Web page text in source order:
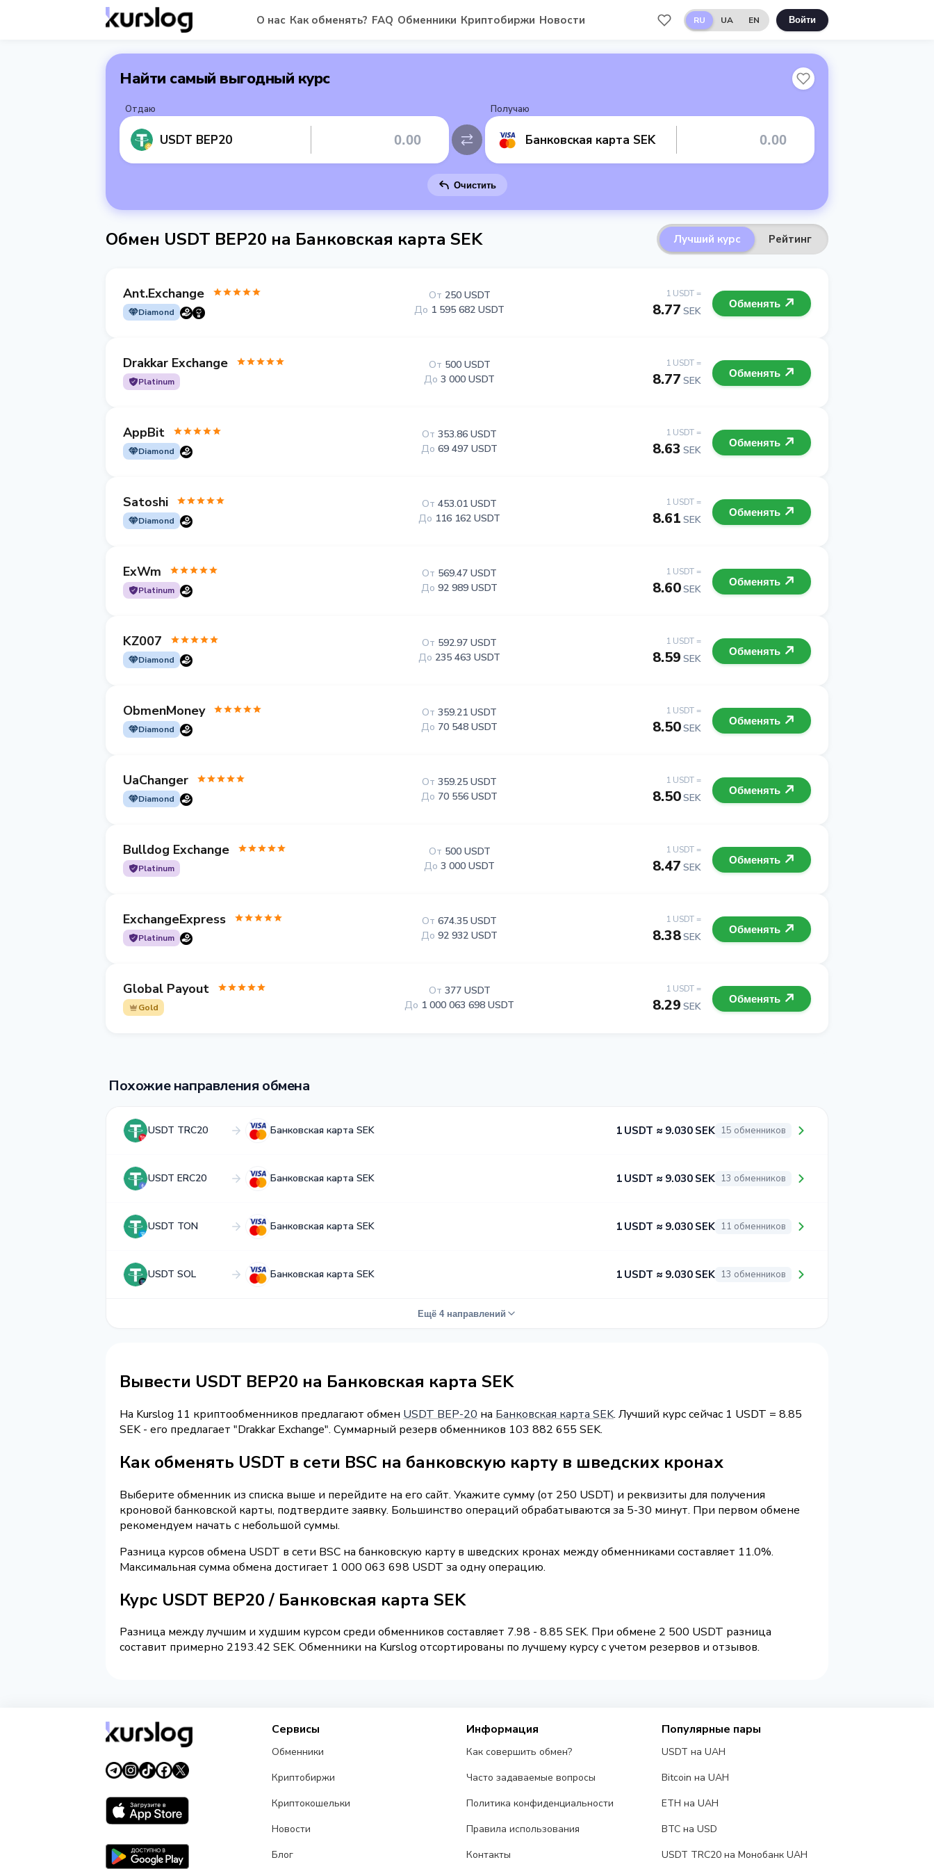
О нас Как обменять? FAQ Обменники Криптобиржи Новости RU UA EN Войти
Найти самый выгодный курс
Отдаю
USDT BEP20
Получаю
Банковская карта SEK
Очистить
Обмен USDT BEP20 на Банковская карта SEK Лучший курс Рейтинг
Ant.Exchange
Diamond
1 USDT =
8.77 SEK
От 250 USDT
До 1 595 682 USDT Обменять
Drakkar Exchange
Platinum
1 USDT =
8.77 SEK
От 500 USDT
До 3 000 USDT Обменять
AppBit
Diamond
1 USDT =
8.63 SEK
От 353.86 USDT
До 69 497 USDT Обменять
Satoshi
Diamond
1 USDT =
8.61 SEK
От 453.01 USDT
До 116 162 USDT Обменять
ExWm
Platinum
1 USDT =
8.60SEK
От 569.47 USDT
До 92 989 USDT Обменять
KZ007
Diamond
1 USDT =
8.59 SEK
От 592.97 USDT
До 235 463 USDT Обменять
ObmenMoney
Diamond
1 USDT =
8.50SEK
От 359.21 USDT
До 70 548 USDT Обменять
UaChanger
Diamond
1 USDT =
8.50SEK
От 359.25 USDT
До 70 556 USDT Обменять
Bulldog Exchange
Platinum
1 USDT =
8.47 SEK
От 500 USDT
До 3 000 USDT Обменять
ExchangeExpress
Platinum
1 USDT =
8.38SEK
От 674.35 USDT
До 92 932 USDT Обменять
Global Payout
Gold
1 USDT =
8.29 SEK
От 377 USDT
До 1 000 063 698 USDT Обменять
Похожие направления обмена
USDT TRC20 Банковская карта SEK 1 USDT ≈ 9.030 SEK 15 обменников
USDT ERC20 Банковская карта SEK 1 USDT ≈ 9.030 SEK 13 обменников
USDT TON Банковская карта SEK 1 USDT ≈ 9.030 SEK 11 обменников
USDT SOL Банковская карта SEK 1 USDT ≈ 9.030 SEK 13 обменников
Ещё 4 направлений
Вывести USDT BEP20 на Банковская карта SEK
На Kurslog 11 криптообменников предлагают обмен USDT BEP-20 на Банковская карта SEK. Лучший курс сейчас 1 USDT = 8.85
SEK - его предлагает "Drakkar Exchange". Суммарный резерв обменников 103 882 655 SEK.
Как обменять USDT в сети BSC на банковскую карту в шведских кронах
Выберите обменник из списка выше и перейдите на его сайт. Укажите сумму (от 250 USDT) и реквизиты для получения
кроновой банковской карты, подтвердите заявку. Большинство операций обрабатываются за 5-30 минут. При первом обмене
рекомендуем начать с небольшой суммы.
Разница курсов обмена USDT в сети BSC на банковскую карту в шведских кронах между обменниками составляет 11.0%.
Максимальная сумма обмена достигает 1 000 063 698 USDT за одну операцию.
Курс USDT BEP20 / Банковская карта SEK
Разница между лучшим и худшим курсом среди обменников составляет 7.98 - 8.85 SEK. При обмене 2 500 USDT разница
составит примерно 2193.42 SEK. Обменники на Kurslog отсортированы по лучшему курсу с учетом резервов и отзывов.
Сервисы
Обменники
Криптобиржи
Криптокошельки
Новости
Блог
Информация
Как совершить обмен?
Часто задаваемые вопросы
Политика конфиденциальности
Правила использования
Контакты
Популярные пары
USDT на UAH
Bitcoin на UAH
ETH на UAH
BTC на USD
USDT TRC20 на Монобанк UAH